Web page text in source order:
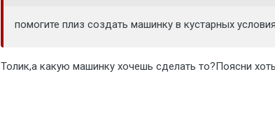
помогите плиз создать машинку в кустарных
Толик,а какую машинку хочешь сделать то?Поясни